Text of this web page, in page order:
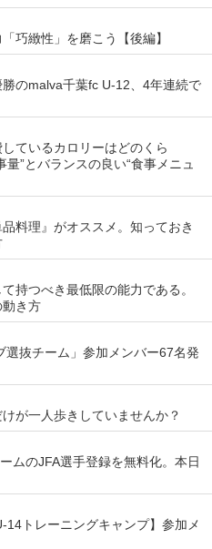
巧緻性」を磨こう【後編】
のmalva千葉fc U-12、4年連続で
ているカロリーはどのくら
”とバランスの良い“食事メニュ
料理』がオススメ。知っておき
持つべき最低限の能力である。
き方
選抜チーム」参加メンバー67名発
けが一人歩きしていませんか？
ムのJFA選手登録を無料化。本日
14トレーニングキャンプ】参加メ